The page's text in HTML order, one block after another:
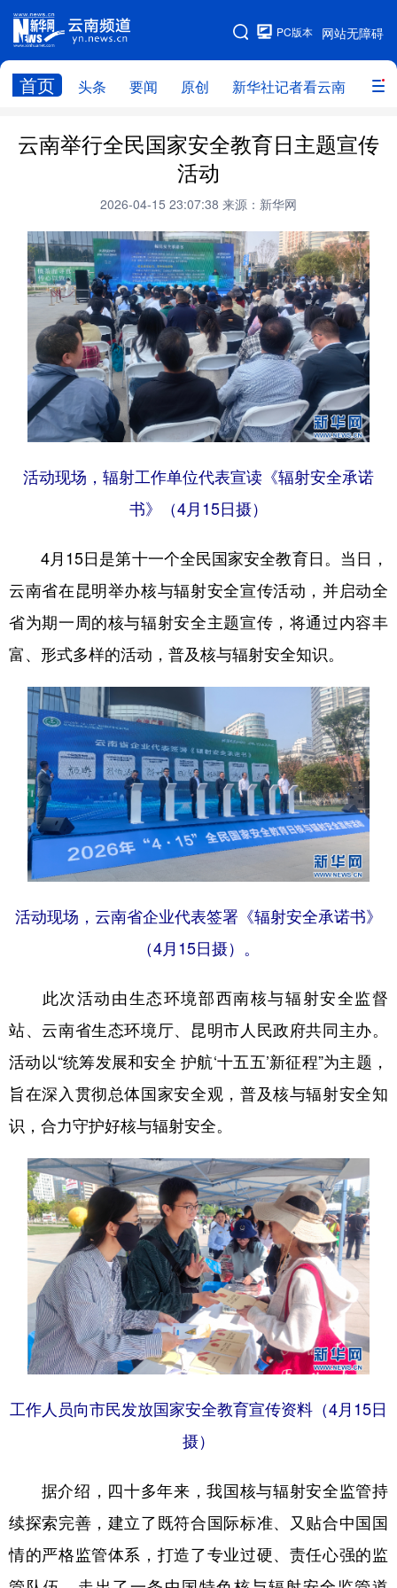
网站无障碍
PC版本
首页 头条 要闻 原创 新华社记者看云南 政务
网站地图
头条 云南要闻 本网原创
政务
云南省领导报道集
教育
州市
社会
图片
经济 服务 云南故事
云南青年说 趣看文物
云南举行全民国家安全教育日主题宣传
活动
2026-04-15 23:07:38 来源：新华网
活动现场，辐射工作单位代表宣读《辐射安全承诺
书》（4月15日摄）
4月15日是第十一个全民国家安全教育日。当日，
云南省在昆明举办核与辐射安全宣传活动，并启动全
省为期一周的核与辐射安全主题宣传，将通过内容丰
富、形式多样的活动，普及核与辐射安全知识。
活动现场，云南省企业代表签署《辐射安全承诺书》
（4月15日摄）。
此次活动由生态环境部西南核与辐射安全监督
站、云南省生态环境厅、昆明市人民政府共同主办。
活动以“统筹发展和安全 护航‘十五五’新征程”为主题，
旨在深入贯彻总体国家安全观，普及核与辐射安全知
识，合力守护好核与辐射安全。
工作人员向市民发放国家安全教育宣传资料（4月15日
摄）
据介绍，四十多年来，我国核与辐射安全监管持
续探索完善，建立了既符合国际标准、又贴合中国国
情的严格监管体系，打造了专业过硬、责任心强的监